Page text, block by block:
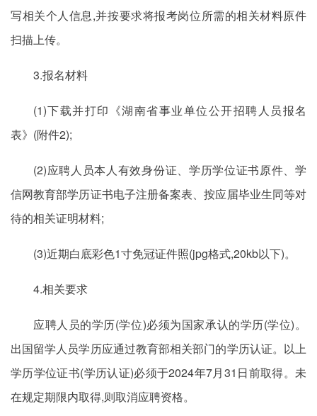
写相关个人信息,并按要求将报考岗位所需的相关材料原件
扫描上传。
3.报名材料
(1)下载并打印《湖南省事业单位公开招聘人员报名
表》(附件2);
(2)应聘人员本人有效身份证、学历学位证书原件、学
信网教育部学历证书电子注册备案表、按应届毕业生同等对
待的相关证明材料;
(3)近期白底彩色1寸免冠证件照(jpg格式,20kb以下)。
4.相关要求
应聘人员的学历(学位)必须为国家承认的学历(学位)。
出国留学人员学历应通过教育部相关部门的学历认证。以上
学历学位证书(学历认证)必须于2024年7月31日前取得。未
在规定期限内取得,则取消应聘资格。